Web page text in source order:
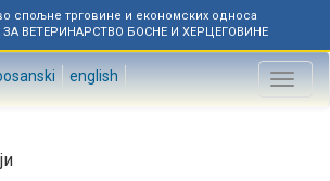
спољне трговине и економских односа
ВЕТЕРИНАРСТВО БОСНЕ И ХЕРЦЕГОВИНЕ
english
Toggle